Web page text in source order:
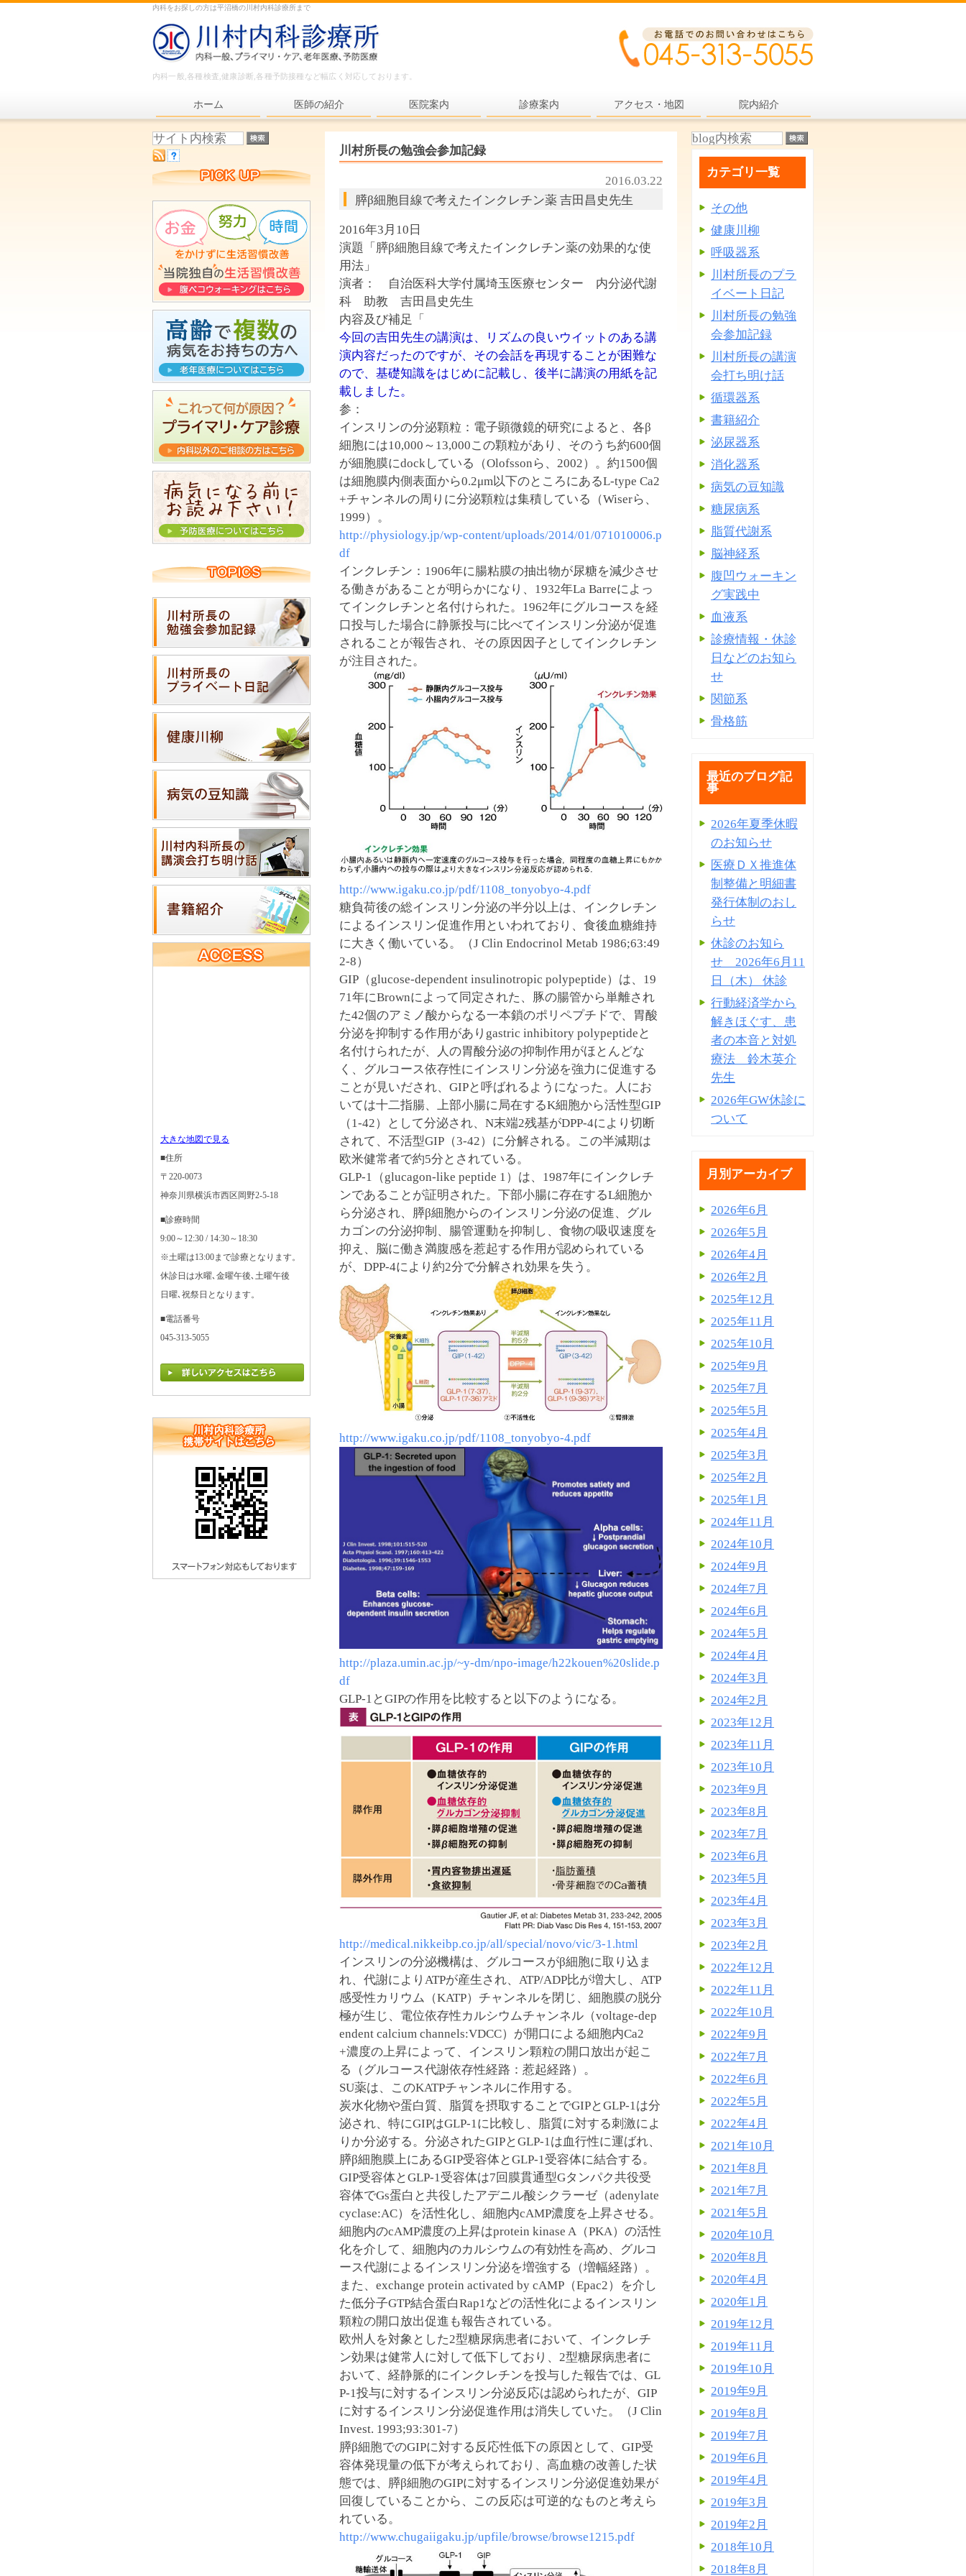
内科をお探しの方は平沼橋の川村内科診療所まで
内科一般,各種検査,健康診断,各種予防接種など幅広く対応しております。
ホーム 医師の紹介 医院案内 診療案内
内科一般
各種検査
プライマリ・ケア
アクセス・地図 院内紹介
川村所長の勉強会参加記録
2016.03.22
膵β細胞目線で考えたインクレチン薬 吉田昌史先生
2016年3月10日
演題「膵β細胞目線で考えたインクレチン薬の効果的な使
用法」
演者： 自治医科大学付属埼玉医療センター 内分泌代謝
科 助教 吉田昌史先生
内容及び補足「
今回の吉田先生の講演は、リズムの良いウイットのある講
演内容だったのですが、その会話を再現することが困難な
ので、基礎知識をはじめに記載し、後半に講演の用紙を記
載しました。
参：
インスリンの分泌顆粒：電子顕微鏡的研究によると、各β
細胞には10,000～13,000この顆粒があり、そのうち約600個
が細胞膜にdockしている（Olofssonら、2002）。約1500個
は細胞膜内側表面から0.2μm以下のところにあるL-type Ca2
+チャンネルの周りに分泌顆粒は集積している（Wiserら、
1999）。
http://physiology.jp/wp-content/uploads/2014/01/071010006.p
df
インクレチン：1906年に腸粘膜の抽出物が尿糖を減少させ
る働きがあることが明らかになり、1932年La Barreによっ
てインクレチンと名付けられた。1962年にグルコースを経
口投与した場合に静脈投与に比べてインスリン分泌が促進
されることが報告され、その原因因子としてインクレチン
が注目された。
http://www.igaku.co.jp/pdf/1108_tonyobyo-4.pdf
糖負荷後の総インスリン分泌の半分以上は、インクレチン
によるインスリン促進作用といわれており、食後血糖維持
に大きく働いている。（J Clin Endocrinol Metab 1986;63:49
2-8）
GIP（glucose-dependent insulinotropic polypeptide）は、19
71年にBrownによって同定された、豚の腸管から単離され
た42個のアミノ酸からなる一本鎖のポリペプチドで、胃酸
分泌を抑制する作用がありgastric inhibitory polypeptideと
名付けられたが、人の胃酸分泌の抑制作用がほとんどな
く、グルコース依存性にインスリン分泌を強力に促進する
ことが見いだされ、GIPと呼ばれるようになった。人にお
いては十二指腸、上部小腸に局在するK細胞から活性型GIP
（1-42）として分泌され、N末端2残基がDPP-4により切断
されて、不活型GIP（3-42）に分解される。この半減期は
欧米健常者で約5分とされている。
GLP-1（glucagon-like peptide 1）は、1987年にインクレチ
ンであることが証明された。下部小腸に存在するL細胞か
ら分泌され、膵β細胞からのインスリン分泌の促進、グル
カゴンの分泌抑制、腸管運動を抑制し、食物の吸収速度を
抑え、脳に働き満腹感を惹起する作用が認められている
が、DPP-4により約2分で分解され効果を失う。
http://www.igaku.co.jp/pdf/1108_tonyobyo-4.pdf
http://plaza.umin.ac.jp/~y-dm/npo-image/h22kouen%20slide.p
df
GLP-1とGIPの作用を比較すると以下のようになる。
http://medical.nikkeibp.co.jp/all/special/novo/vic/3-1.html
インスリンの分泌機構は、グルコースがβ細胞に取り込ま
れ、代謝によりATPが産生され、ATP/ADP比が増大し、ATP
感受性カリウム（KATP）チャンネルを閉じ、細胞膜の脱分
極が生じ、電位依存性カルシウムチャンネル（voltage-dep
endent calcium channels:VDCC）が開口による細胞内Ca2
+濃度の上昇によって、インスリン顆粒の開口放出が起こ
る（グルコース代謝依存性経路：惹起経路）。
SU薬は、このKATPチャンネルに作用する。
炭水化物や蛋白質、脂質を摂取することでGIPとGLP-1は分
泌され、特にGIPはGLP-1に比較し、脂質に対する刺激によ
りか分泌する。分泌されたGIPとGLP-1は血行性に運ばれ、
膵β細胞膜上にあるGIP受容体とGLP-1受容体に結合する。
GIP受容体とGLP-1受容体は7回膜貫通型Gタンパク共役受
容体でGs蛋白と共役したアデニル酸シクラーゼ（adenylate
cyclase:AC）を活性化し、細胞内cAMP濃度を上昇させる。
細胞内のcAMP濃度の上昇はprotein kinase A（PKA）の活性
化を介して、細胞内のカルシウムの有効性を高め、グルコ
ース代謝によるインスリン分泌を増強する（増幅経路）。
また、exchange protein activated by cAMP（Epac2）を介し
た低分子GTP結合蛋白Rap1などの活性化によるインスリン
顆粒の開口放出促進も報告されている。
欧州人を対象とした2型糖尿病患者において、インクレチ
ン効果は健常人に対して低下しており、2型糖尿病患者に
おいて、経静脈的にインクレチンを投与した報告では、GL
P-1投与に対するインスリン分泌反応は認められたが、GIP
に対するインスリン分泌促進作用は消失していた。（J Clin
Invest. 1993;93:301-7）
膵β細胞でのGIPに対する反応性低下の原因として、GIP受
容体発現量の低下が考えられており、高血糖の改善した状
態では、膵β細胞のGIPに対するインスリン分泌促進効果が
回復していることから、この反応は可逆的なものと考えら
れている。
http://www.chugaiigaku.jp/upfile/browse/browse1215.pdf
カテゴリ一覧
その他
健康川柳
呼吸器系
川村所長のプラ
イベート日記
川村所長の勉強
会参加記録
川村所長の講演
会打ち明け話
循環器系
書籍紹介
泌尿器系
消化器系
病気の豆知識
糖尿病系
脂質代謝系
脳神経系
腹凹ウォーキン
グ実践中
血液系
診療情報・休診
日などのお知ら
せ
関節系
骨格筋
最近のブログ記
事
2026年夏季休暇
のお知らせ
医療ＤＸ推進体
制整備と明細書
発⾏体制のおし
らせ
休診のお知ら
せ 2026年6月11
日（木） 休診
行動経済学から
解きほぐす、患
者の本音と対処
療法 鈴木英介
先生
2026年GW休診に
ついて
月別アーカイブ
2026年6月
2026年5月
2026年4月
2026年2月
2025年12月
2025年11月
2025年10月
2025年9月
2025年7月
2025年5月
2025年4月
2025年3月
2025年2月
2025年1月
2024年11月
2024年10月
2024年9月
2024年7月
2024年6月
2024年5月
2024年4月
2024年3月
2024年2月
2023年12月
2023年11月
2023年10月
2023年9月
2023年8月
2023年7月
2023年6月
2023年5月
2023年4月
2023年3月
2023年2月
2022年12月
2022年11月
2022年10月
2022年9月
2022年7月
2022年6月
2022年5月
2022年4月
2021年10月
2021年8月
2021年7月
2021年5月
2020年10月
2020年8月
2020年4月
2020年1月
2019年12月
2019年11月
2019年10月
2019年9月
2019年8月
2019年7月
2019年6月
2019年4月
2019年3月
2019年2月
2018年10月
2018年8月
大きな地図で見る
■住所
〒220-0073
神奈川県横浜市西区岡野2-5-18
■診療時間
9:00～12:30 / 14:30～18:30
※土曜は13:00まで診療となります。
休診日は水曜､金曜午後､土曜午後
日曜､祝祭日となります。
■電話番号
045-313-5055